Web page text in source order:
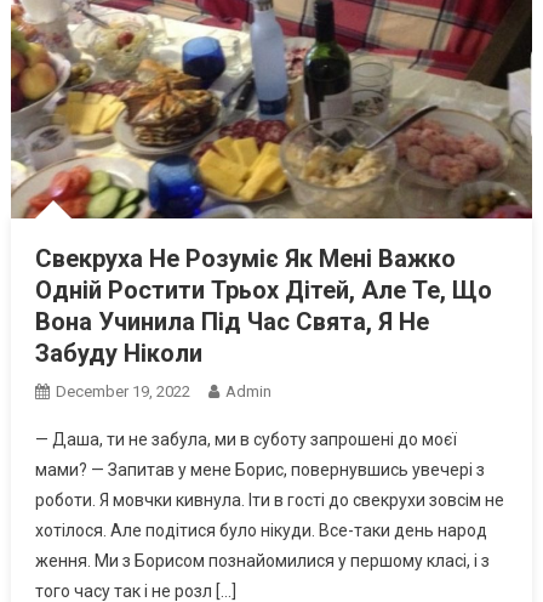
Свекруха Не Розуміє Як Мені Важко
Одній Ростити Трьох Дітей, Але Те, Що
Вона Учинила Під Час Свята, Я Не
Забуду Ніколи
December 19, 2022 Admin
— Даша, ти не забула, ми в суботу запрошені до моєї
мами? — Запитав у мене Борис, повернувшись увечері з
роботи. Я мовчки кивнула. Іти в гості до свекрухи зовсім не
хотілося. Але подітися було нікуди. Все-таки день народ
ження. Ми з Борисом познайомилися у першому класі, і з
того часу так і не розл […]